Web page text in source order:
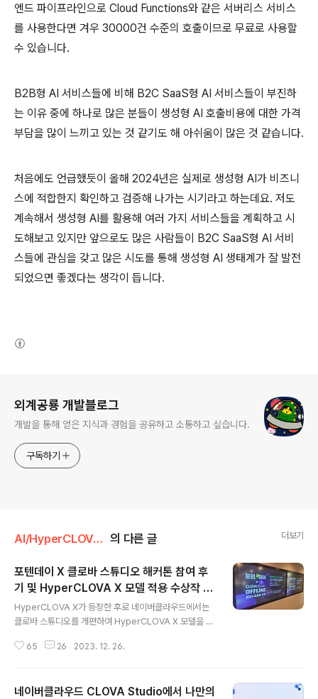
엔드 파이프라인으로 Cloud Functions와 같은 서버리스 서비스
를 사용한다면 겨우 30000건 수준의 호출이므로 무료로 사용할
수 있습니다.
B2B형 AI 서비스들에 비해 B2C SaaS형 AI 서비스들이 부진하
는 이유 중에 하나로 많은 분들이 생성형 AI 호출비용에 대한 가격
부담을 많이 느끼고 있는 것 같기도 해 아쉬움이 많은 것 같습니다.
처음에도 언급했듯이 올해 2024년은 실제로 생성형 AI가 비즈니
스에 적합한지 확인하고 검증해 나가는 시기라고 하는데요. 저도
계속해서 생성형 AI를 활용해 여러 가지 서비스들을 계획하고 시
도해보고 있지만 앞으로도 많은 사람들이 B2C SaaS형 AI 서비
스들에 관심을 갖고 많은 시도를 통해 생성형 AI 생태계가 잘 발전
되었으면 좋겠다는 생각이 듭니다.
외계공룡 개발블로그
개발을 통해 얻은 지식과 경험을 공유하고 소통하고 싶습니다.
구독하기
AI/HyperCLOVAX 의 다른 글 더보기
포텐데이 X 클로바 스튜디오 해커톤 참여 후
기 및 HyperCLOVA X 모델 적용 수상작 소
개
HyperCLOVA X가 등장한 후로 네이버클라우드에서는
클로바 스튜디오를 개편하여 HyperCLOVA X 모델을 사
게 클로즈베타로 공개하였습니다. 하지만 안타깝게도 현재
에 비사이드와 네이버클라우드의 콜라보 해커톤인 포텐데
65 26 2023. 12. 26.
네이버클라우드 CLOVA Studio에서 나만의